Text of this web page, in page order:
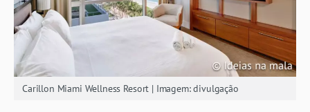
Carillon Miami Wellness Resort | Imagem: divulgação